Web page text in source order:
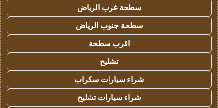
سطحة غرب الرياض
سطحة جنوب الرياض
اقرب سطحة
تشليح
شراء سيارات سكراب
شراء سيارات تشليح